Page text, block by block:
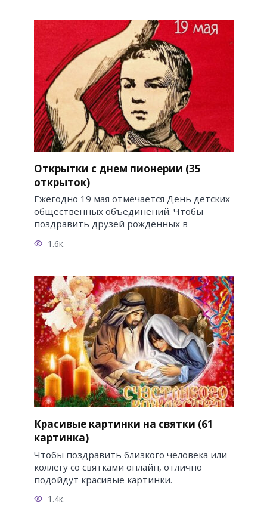
Открытки с днем пионерии (35
открыток)
Ежегодно 19 мая отмечается День детских
общественных объединений. Чтобы
поздравить друзей рожденных в
1.6к.
Красивые картинки на святки (61
картинка)
Чтобы поздравить близкого человека или
коллегу со святками онлайн, отлично
подойдут красивые картинки.
1.4к.